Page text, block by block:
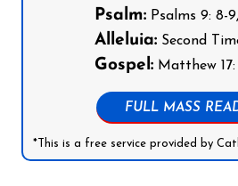
Psalm:Psalms 9: 8-9,
Alleluia:Second
Gospel:Matthew 17:
FULL MASS
*This is a free service provided by